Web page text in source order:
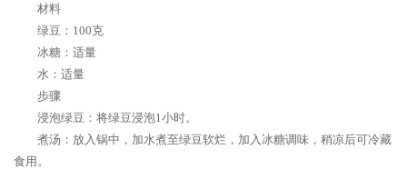
材料
绿豆：100克
冰糖：适量
水：适量
步骤
浸泡绿豆：将绿豆浸泡1小时。
煮汤：放入锅中，加水煮至绿豆软烂，加入冰糖调味，稍凉后可冷藏
食用。